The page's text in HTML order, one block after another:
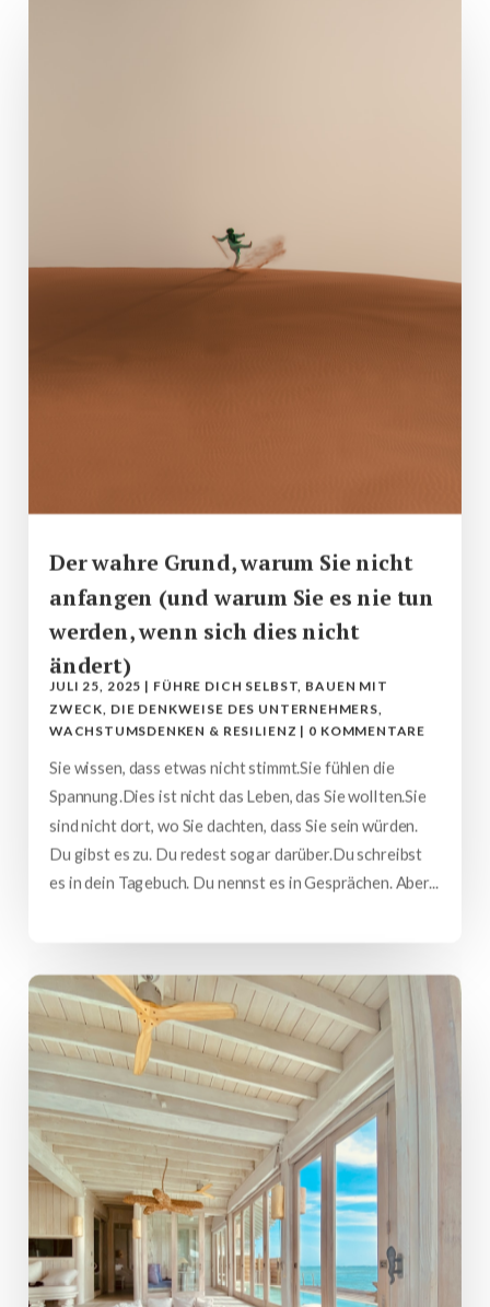
Der wahre Grund, warum Sie nicht
anfangen (und warum Sie es nie tun
werden, wenn sich dies nicht
ändert)
JULI 25, 2025 | FÜHRE DICH SELBST, BAUEN MIT
ZWECK, DIE DENKWEISE DES UNTERNEHMERS,
WACHSTUMSDENKEN & RESILIENZ | 0 KOMMENTARE
Sie wissen, dass etwas nicht stimmt.Sie fühlen die
Spannung.Dies ist nicht das Leben, das Sie wollten.Sie
sind nicht dort, wo Sie dachten, dass Sie sein würden.
Du gibst es zu. Du redest sogar darüber.Du schreibst
es in dein Tagebuch. Du nennst es in Gesprächen. Aber...